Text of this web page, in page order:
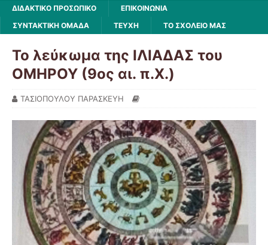
ΔΙΔΑΚΤΙΚΟ ΠΡΟΣΩΠΙΚΟ
ΕΠΙΚΟΙΝΩΝΙΑ
ΣΥΝΤΑΚΤΙΚΗ ΟΜΑΔΑ
ΤΕΥΧΗ ΤΟ ΣΧΟΛΕΙΟ ΜΑΣ
Το λεύκωμα της ΙΛΙΑΔΑΣ του
ΟΜΗΡΟΥ (9ος αι. π.Χ.)
ΤΑΣΙΟΠΟΥΛΟΥ ΠΑΡΑΣΚΕΥΗ